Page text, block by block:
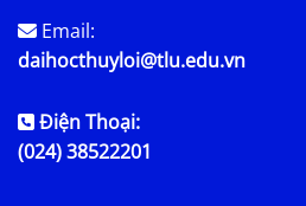
Email:
daihocthuyloi@tlu.edu.vn
Điện Thoại:
(024) 38522201